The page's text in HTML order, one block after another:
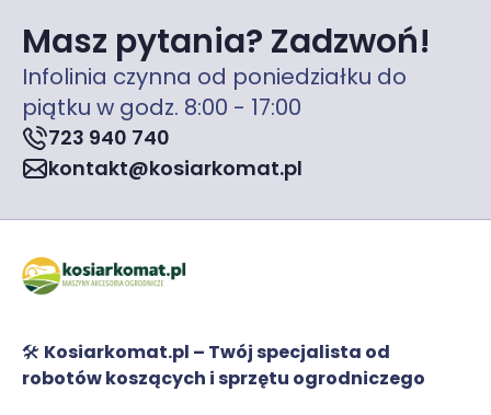
Masz pytania? Zadzwoń!
Infolinia czynna od poniedziałku do
piątku w godz. 8:00 - 17:00
723 940 740
kontakt@kosiarkomat.pl
🛠️ Kosiarkomat.pl – Twój specjalista od
robotów koszących i sprzętu ogrodniczego